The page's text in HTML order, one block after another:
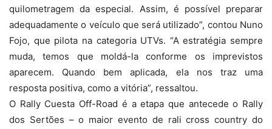
quilometragem da especial. Assim, é possível preparar
adequadamente o veículo que será utilizado”, contou Nuno
Fojo, que pilota na categoria UTVs. “A estratégia sempre
muda, temos que moldá-la conforme os imprevistos
aparecem. Quando bem aplicada, ela nos traz uma
resposta positiva, como a vitória”, ressaltou.
O Rally Cuesta Off-Road é a etapa que antecede o Rally
dos Sertões – o maior evento de rali cross country do